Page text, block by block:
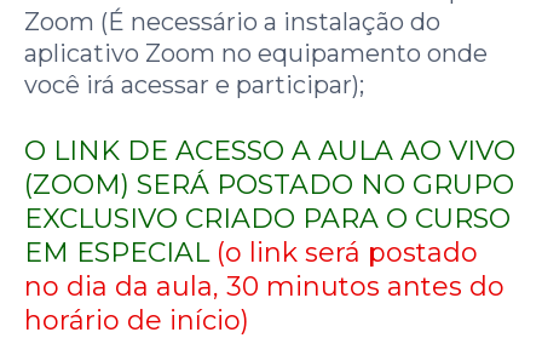
Zoom (É necessário a instalação do
aplicativo Zoom no equipamento onde
você irá acessar e participar);
O LINK DE ACESSO A AULA AO VIVO
(ZOOM) SERÁ POSTADO NO GRUPO
EXCLUSIVO CRIADO PARA O CURSO
EM ESPECIAL (o link será postado
no dia da aula, 30 minutos antes do
horário de início)